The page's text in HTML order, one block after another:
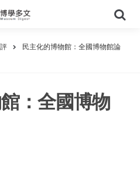
尋
民主化的博物館：全國博物館論
：全國博物